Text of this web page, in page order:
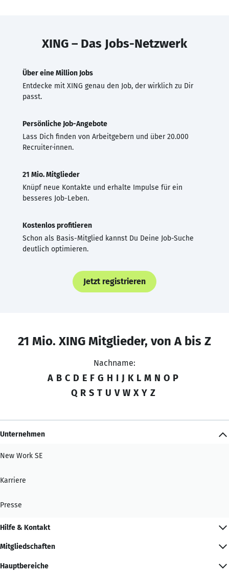
XING – Das Jobs-Netzwerk
Über eine Million Jobs
Entdecke mit XING genau den Job, der wirklich zu Dir
passt.
Persönliche Job-Angebote
Lass Dich finden von Arbeitgebern und über 20.000
Recruiter·innen.
21 Mio. Mitglieder
Knüpf neue Kontakte und erhalte Impulse für ein
besseres Job-Leben.
Kostenlos profitieren
Schon als Basis-Mitglied kannst Du Deine Job-Suche
deutlich optimieren.
Jetzt registrieren
21 Mio. XING Mitglieder, von A bis Z
Nachname:
A B C D E F G H I J K L M N O P
Q R S T U V W X Y Z
Unternehmen
New Work SE
Karriere
Presse
Hilfe & Kontakt
Mitgliedschaften
Hauptbereiche